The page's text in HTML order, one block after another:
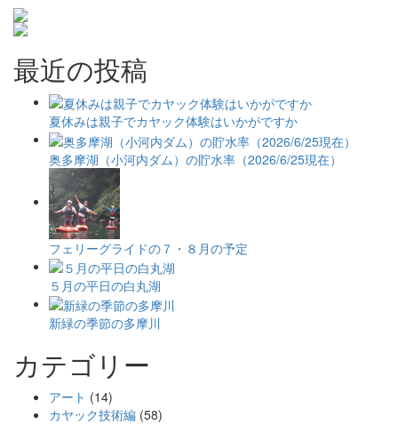
最近の投稿
夏休みは親子でカヤック体験はいかがですか
奥多摩湖（小河内ダム）の貯水率（2026/6/25現在）
フェリーグライドの７・８月の予定
５月の平日の白丸湖
新緑の季節の多摩川
カテゴリー
アート (14)
カヤック技術編 (58)